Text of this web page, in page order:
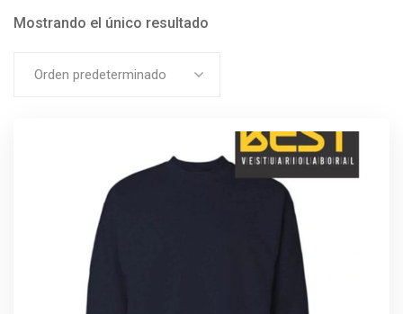
Mostrando el único resultado
Orden predeterminado